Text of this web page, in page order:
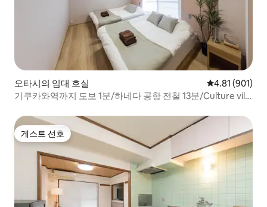
오타시의 임대 호실 평점 4.81점(5
4.81 (901)
기쿠카와역까지 도보 1분/하네다 공항 전철 13분/Culture villa
게스트 선호
게스트 선호